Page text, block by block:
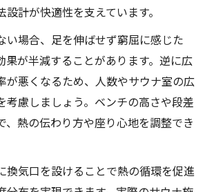
計が快適性を支えています。
い場合、足を伸ばせず窮屈に感じた
果が半減することがあります。逆に広
が悪くなるため、人数やサウナ室の広
考慮しましょう。ベンチの高さや段差
、熱の伝わり方や座り心地を調整でき
換気口を設けることで熱の循環を促進